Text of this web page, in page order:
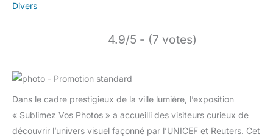
Divers
4.9/5 - (7 votes)
Dans le cadre prestigieux de la ville lumière, l’exposition
« Sublimez Vos Photos » a accueilli des visiteurs curieux de
découvrir l’univers visuel façonné par l’UNICEF et Reuters. Cet